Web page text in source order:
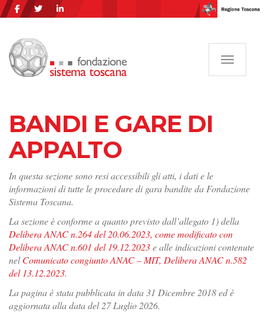
BANDI E GARE DI
APPALTO
In questa sezione sono resi accessibili gli atti, i dati e le
informazioni di tutte le procedure di gara bandite da Fondazione
Sistema Toscana.
La sezione è conforme a quanto previsto dall’allegato 1) della
Delibera ANAC n.264 del 20.06.2023, come modificato con
Delibera ANAC n.601 del 19.12.2023e alle indicazioni contenute
nelComunicato congiunto ANAC – MIT, Delibera ANAC n.582
del 13.12.2023.
La pagina è stata pubblicata in data 31 Dicembre 2018 ed è
aggiornata alla data del 27 Luglio 2026.